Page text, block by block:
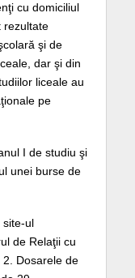
cu domiciliul
rezultate
şi de
dar şi din
liceale au
pe
I de studiu şi
unei burse de
site-ul
de Relaţii cu
2. Dosarele de